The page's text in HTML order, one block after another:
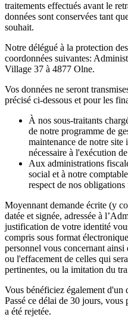
traitements effectués avant le
données sont conservées tant
souhait.
Notre délégué à la protection
coordonnées suivantes:
Village 37 à 4877 Olne.
Vos données ne seront
précisé ci-dessous et pour les
À nos sous-traitants
de notre programme de
maintenance de notre site
nécessaire à l'exécution
Aux administrations
social et à notre
respect de nos obligations
Moyennant demande écrite (y
datée et signée, adressée à
justification de votre identité
compris sous format
personnel vous concernant
ou l'effacement de celles qui
pertinentes, ou la imitation du
Vous bénéficiez également d'un
Passé ce délai de 30 jours,
a été rejetée.